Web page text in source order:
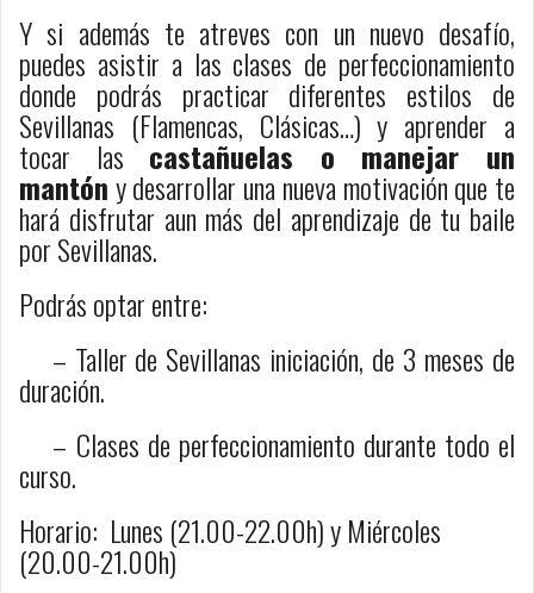
Y si además te atreves con un nuevo desafío,
puedes asistir a las clases de perfeccionamiento
donde podrás practicar diferentes estilos de
Sevillanas (Flamencas, Clásicas…) y aprender a
tocar las castañuelas o manejar un
mantóny desarrollar una nueva motivación que te
hará disfrutar aun más del aprendizaje de tu baile
por Sevillanas.
Podrás optar entre:
– Taller de Sevillanas iniciación, de 3 meses de
duración.
– Clases de perfeccionamiento durante todo el
curso.
Horario: Lunes (21.00-22.00h) y Miércoles
(20.00-21.00h)